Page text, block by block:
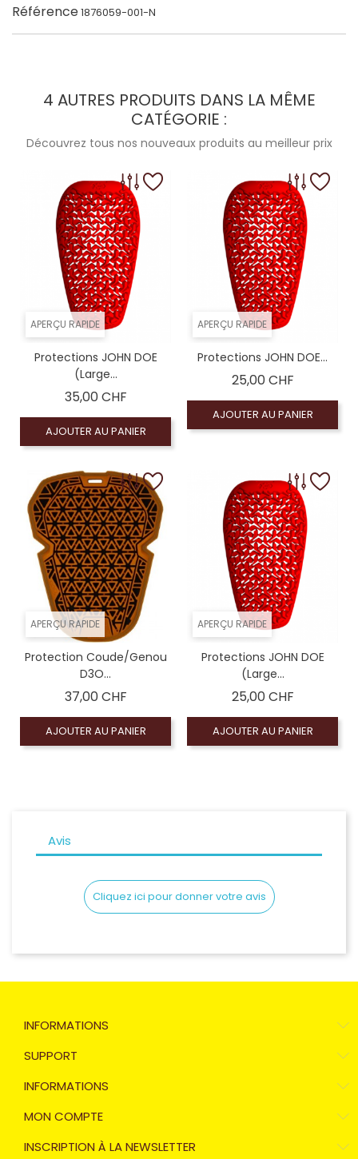
Référence1876059-001-N
4 AUTRES PRODUITS DANS LA MÊME
CATÉGORIE :
Découvrez tous nos nouveaux produits au meilleur prix
APERÇU RAPIDE
Protections JOHN DOE
(Large...
35,00 CHFPrix
AJOUTER AU PANIER
APERÇU RAPIDE
Protections JOHN DOE...
25,00 CHFPrix
AJOUTER AU PANIER
APERÇU RAPIDE
Protection Coude/genou
D3O...
37,00 CHFPrix
AJOUTER AU PANIER
APERÇU RAPIDE
Protections JOHN DOE
(Large...
25,00 CHFPrix
AJOUTER AU PANIER
Avis
Cliquez ici pour donner votre avis
INFORMATIONS
SUPPORT
INFORMATIONS
MON COMPTE
INSCRIPTION À LA NEWSLETTER